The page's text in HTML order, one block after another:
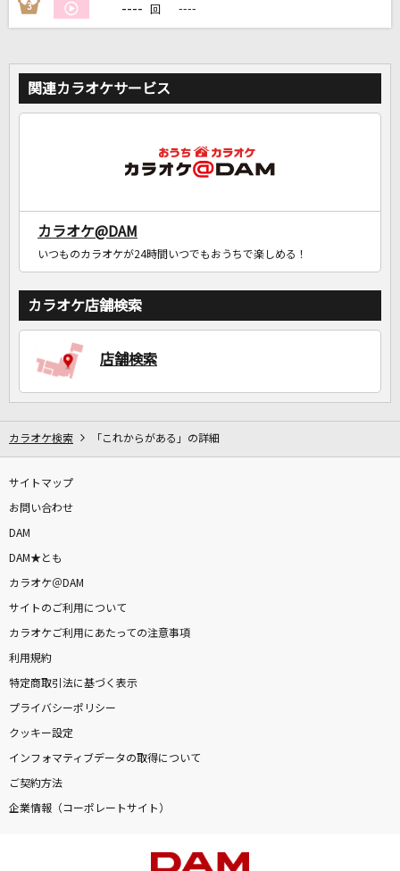
3 ---- 回 ----
関連カラオケサービス
カラオケ@DAM
いつものカラオケが24時間いつでもおうちで楽しめる！
カラオケ店舗検索
店舗検索
カラオケ検索 「これからがある」の詳細
サイトマップ
お問い合わせ
DAM
DAM★とも
カラオケ＠DAM
サイトのご利用について
カラオケご利用にあたっての注意事項
利用規約
特定商取引法に基づく表示
プライバシーポリシー
クッキー設定
インフォマティブデータの取得について
ご契約方法
企業情報（コーポレートサイト）